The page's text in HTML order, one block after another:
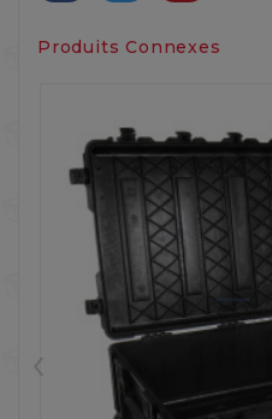
Produits Connexes